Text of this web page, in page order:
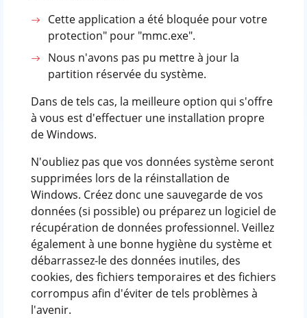
Cette application a été bloquée pour votre
protection" pour "mmc.exe".
Nous n'avons pas pu mettre à jour la
partition réservée du système.
Dans de tels cas, la meilleure option qui s'offre
à vous est d'effectuer une installation propre
de Windows.
N'oubliez pas que vos données système seront
supprimées lors de la réinstallation de
Windows. Créez donc une sauvegarde de vos
données (si possible) ou préparez un logiciel de
récupération de données professionnel. Veillez
également à une bonne hygiène du système et
débarrassez-le des données inutiles, des
cookies, des fichiers temporaires et des fichiers
corrompus afin d'éviter de tels problèmes à
l'avenir.